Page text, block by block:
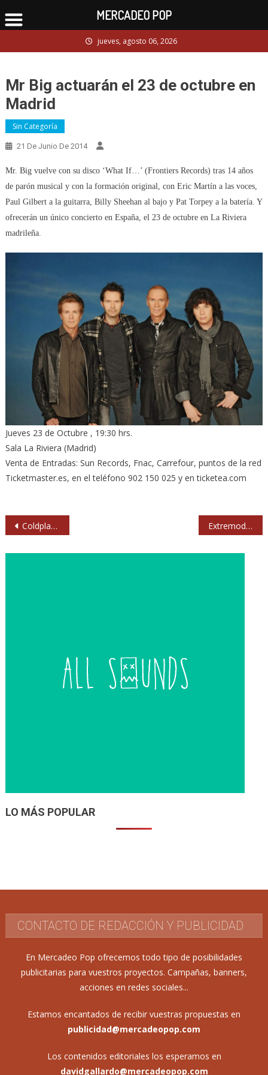
to
jueves, agosto 06, 2026
Mr Big actuarán el 23 de octubre en
Madrid
Sin Categoría
21 De Junio De 2014
Mr. Big vuelve con su disco ‘What If…’ (Frontiers Records) tras 14 años
de parón musical y con la formación original, con Eric Martín a las voces,
Paul Gilbert a la guitarra, Billy Sheehan al bajo y Pat Torpey a la batería. Y
ofrecerán un único concierto en España, el 23 de octubre en La Riviera
madrileña.
Jueves 23 de Octubre , 19:30 hrs.
Sala La Riviera (Madrid)
Venta de Entradas: Sun Records, Fnac, Carrefour, puntos de la red
Ticketmaster.es, en el teléfono 902 150 025 y en ticketea.com
Navegación
Coldplay estrenan vídeo para ‘A Sky Full of Stars’ Extremoduro (2014) Auditorio Miguel Ríos. Rivas (Madrid)
LO MÁS POPULAR
CONTACTO DE REDACCIÓN Y PUBLICIDAD
En Mercadeo Pop ofrecemos todo tipo de posibilidades
publicitarias para vuestros proyectos. Campañas, banners,
acciones en redes sociales...
Estamos encantados de recibir vuestras propuestas en
publicidad@mercadeopop.com
Los contenidos editoriales los esperamos en
davidgallardo@mercadeopop.com
MERCADEO POP